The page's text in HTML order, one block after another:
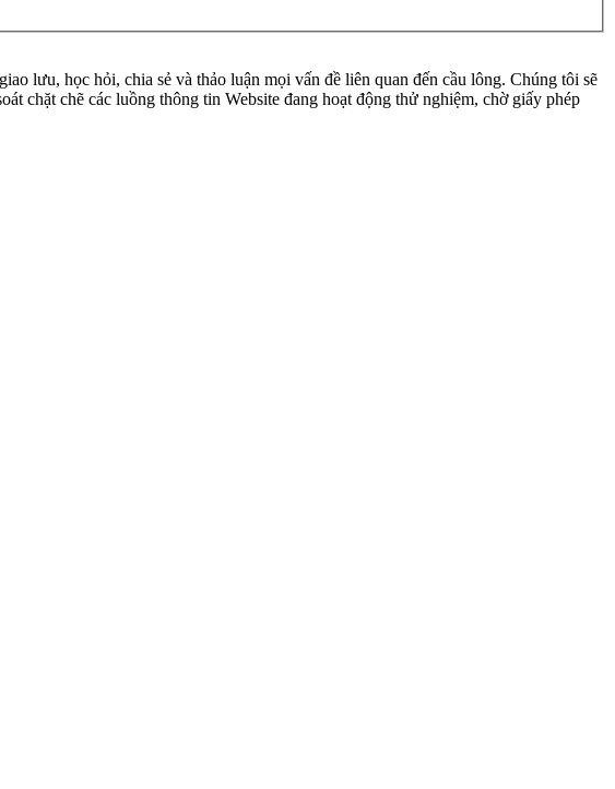
lưu, học hỏi, chia sẻ và thảo luận mọi vấn đề liên quan đến cầu lông. Chúng tôi sẽ
chặt chẽ các luồng thông tin Website đang hoạt động thử nghiệm, chờ giấy phép